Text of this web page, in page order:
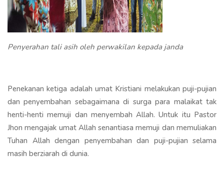
Penyerahan tali asih oleh perwakilan kepada janda
Penekanan ketiga adalah umat Kristiani melakukan puji-pujian
dan penyembahan sebagaimana di surga para malaikat tak
henti-henti memuji dan menyembah Allah. Untuk itu Pastor
Jhon mengajak umat Allah senantiasa memuji dan memuliakan
Tuhan Allah dengan penyembahan dan puji-pujian selama
masih berziarah di dunia.